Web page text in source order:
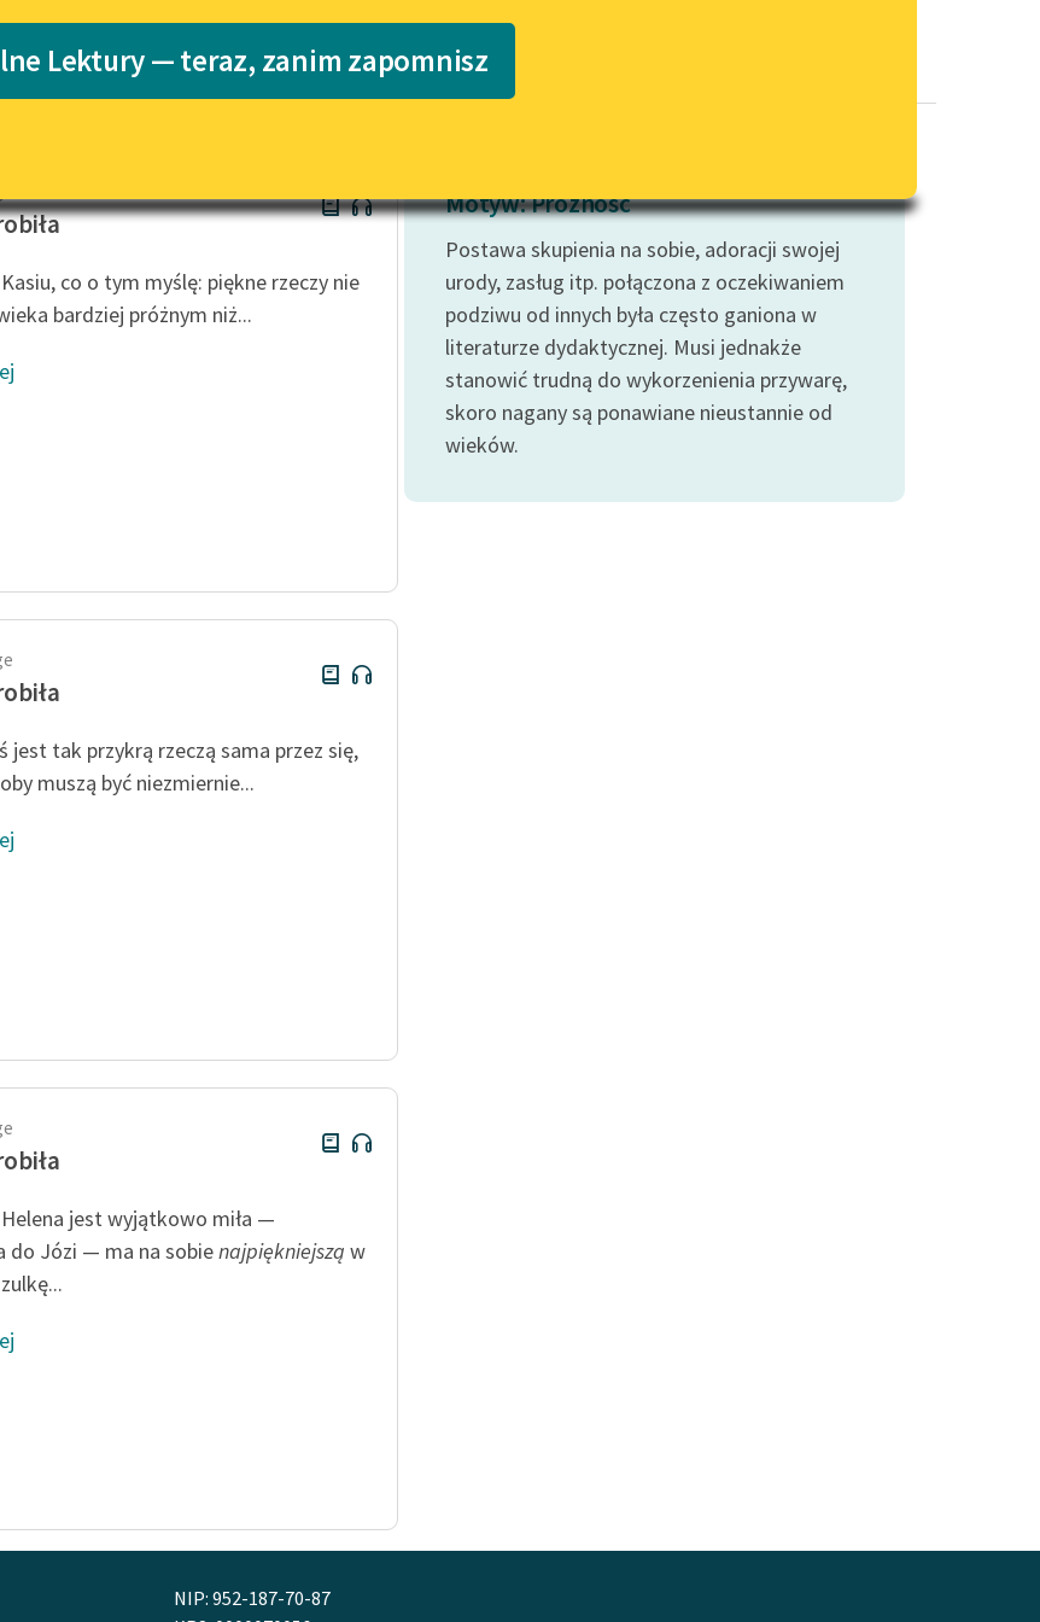
Lektury szkolne i klasyka
literatury do słuchania dla
E-kolekcja lektur szkolnych i
literatury do słuchania dla
niepełnosprawnościami
Feministyczne inspiracje.
Popularyzacja skandynawskiej
Katalog
Katalog w formacie PDF
wrażliwych
Deklaracja dostępności
Lektury — teraz, zanim zapomnisz
co o tym myślę: piękne rzeczy nie
bardziej próżnym niż...
jest tak przykrą rzeczą sama przez się,
muszą być niezmiernie...
jest wyjątkowo miła —
do Józi — ma na sobienajpiękniejszą w
Motyw: Próżność
Postawa skupienia na sobie, adoracji swojej
urody, zasług itp. połączona z oczekiwaniem
podziwu od innych była często ganiona w
literaturze dydaktycznej. Musi jednakże
stanowić trudną do wykorzenienia przywarę,
skoro nagany są ponawiane nieustannie od
wieków.
NIP: 952-187-70-87